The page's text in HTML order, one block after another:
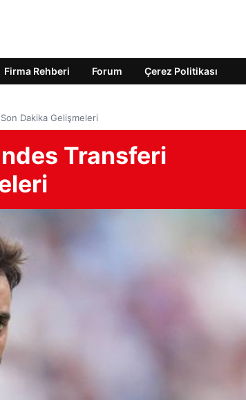
Firma Rehberi Forum Çerez Politikası
Dakika Gelişmeleri
Transferi